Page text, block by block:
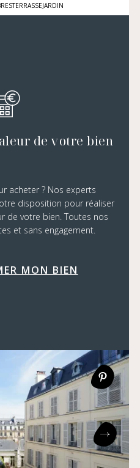
TERRASSEJARDIN
de votre bien
acheter ? Nos experts
disposition pour réaliser
de votre bien. Toutes nos
et sans engagement.
MON BIEN